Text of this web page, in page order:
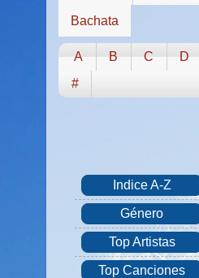
Bachata
A B C D
#
Indice A-Z
Género
Top Artistas
Top Canciones